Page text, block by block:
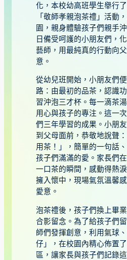
化，本校幼高班學生舉行
「敬師孝親泡茶禮」活動
園，親身體驗孩子們親手
日備受呵護的小朋友們，
藝師，用最純真的行動向
意。
從幼兒班開始，小朋友們
路：由最初的品茶，認識
習沖泡三才杯。每一滴茶
用心與孩子的專注。這一
們三年學習的成果。小朋
到父母面前，恭敬地說聲
用茶！」，簡單的一句話
孩子們滿滿的愛。家長們
一口茶的瞬間，感動得熱
擁入懷中，現場氣氛溫馨
愛意。
泡茶禮後，孩子們換上畢
合影留念。為了給孩子們
師們發揮創意，利用氣球
仔」，在校園內精心佈置
區，讓家長與孩子們記錄